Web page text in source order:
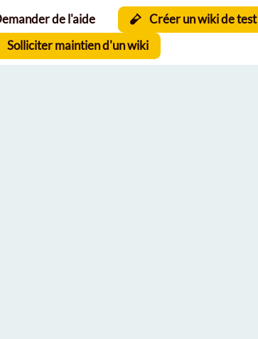
de l'aide
Créer un wiki de test
Solliciter maintien d'un wiki